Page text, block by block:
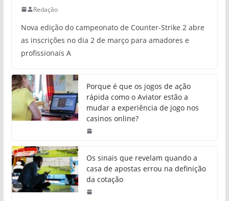
Redação
Nova edição do campeonato de Counter-Strike 2 abre
as inscrições no dia 2 de março para amadores e
profissionais A
Porque é que os jogos de ação
rápida como o Aviator estão a
mudar a experiência de jogo nos
casinos online?
Os sinais que revelam quando a
casa de apostas errou na definição
da cotação